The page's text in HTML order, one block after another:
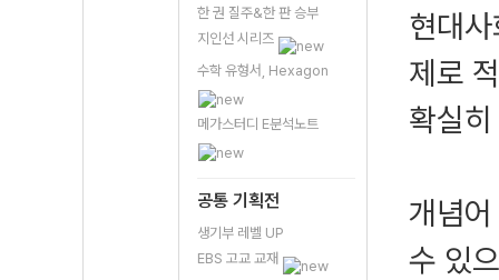
한 권 질주&한 판 승부
지인선 시리즈
수학 유형서, Hexagon
메가스터디 E분석노트
공통 기획전
생기부 레벨 UP
EBS 고교 교재
현대
제로
확실
개념
수 있